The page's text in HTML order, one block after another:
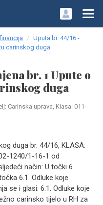
Uputa br. 44/16 -
carinskog duga
br. 1 Upute o
duga
Carinska uprava, Klasa: 011-
duga br. 44/16, KLASA:
1240/1-16-1 od
način: U točki 6.
6.1. Odluke koje
se i glasi: 6.1. Odluke koje
carinsko tijelo u RH za